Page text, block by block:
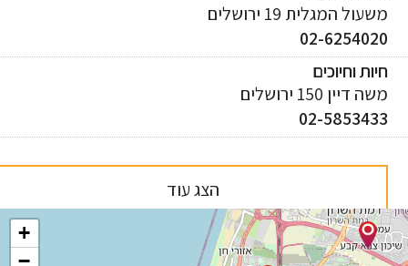
המגלית 19 ירושלים
02-
וחיוכים
150 ירושלים
02-
הצג עוד